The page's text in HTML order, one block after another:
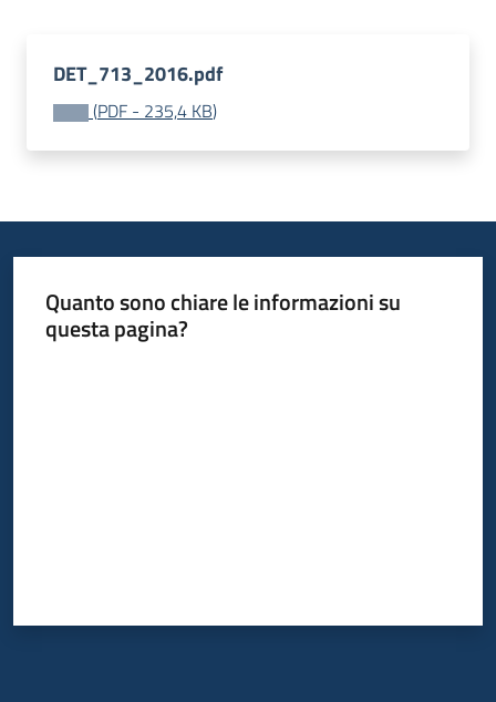
europeo
su
DET_713_2016.pdf
(PDF - 235,4 KB)
Quanto sono chiare le informazioni su
questa pagina?